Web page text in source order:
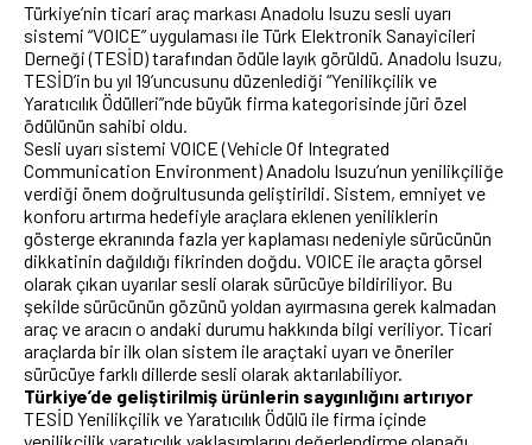
Türkiye’nin ticari araç markası Anadolu Isuzu sesli uyarı
sistemi “VOICE” uygulaması ile Türk Elektronik Sanayicileri
Derneği (TESİD) tarafından ödüle layık görüldü. Anadolu Isuzu,
TESİD’in bu yıl 19’uncusunu düzenlediği “Yenilikçilik ve
Yaratıcılık Ödülleri”nde büyük firma kategorisinde jüri özel
ödülünün sahibi oldu.
Sesli uyarı sistemi VOICE (Vehicle Of Integrated
Communication Environment) Anadolu Isuzu’nun yenilikçiliğe
verdiği önem doğrultusunda geliştirildi. Sistem, emniyet ve
konforu artırma hedefiyle araçlara eklenen yeniliklerin
gösterge ekranında fazla yer kaplaması nedeniyle sürücünün
dikkatinin dağıldığı fikrinden doğdu. VOICE ile araçta görsel
olarak çıkan uyarılar sesli olarak sürücüye bildiriliyor. Bu
şekilde sürücünün gözünü yoldan ayırmasına gerek kalmadan
araç ve aracın o andaki durumu hakkında bilgi veriliyor. Ticari
araçlarda bir ilk olan sistem ile araçtaki uyarı ve öneriler
sürücüye farklı dillerde sesli olarak aktarılabiliyor.
Türkiye’de geliştirilmiş ürünlerin saygınlığını artırıyor
TESİD Yenilikçilik ve Yaratıcılık Ödülü ile firma içinde